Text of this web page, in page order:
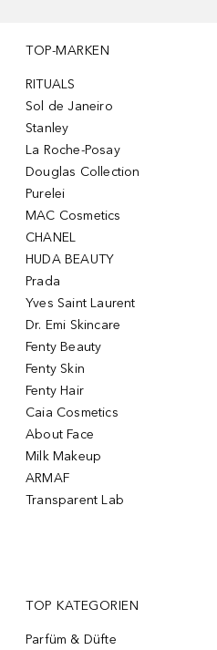
TOP-MARKEN
RITUALS
Sol de Janeiro
Stanley
La Roche-Posay
Douglas Collection
Purelei
MAC Cosmetics
CHANEL
HUDA BEAUTY
Prada
Yves Saint Laurent
Dr. Emi Skincare
Fenty Beauty
Fenty Skin
Fenty Hair
Caia Cosmetics
About Face
Milk Makeup
ARMAF
Transparent Lab
TOP KATEGORIEN
Parfüm & Düfte